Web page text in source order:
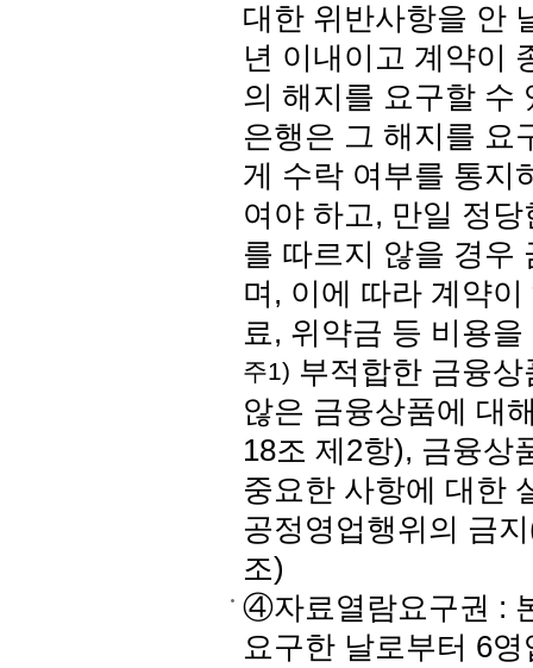
대한 위반사항을 안
년 이내이고 계약이
의 해지를 요구할 수
은행은 그 해지를 요
게 수락 여부를 통지
여야 하고, 만일 정
를 따르지 않을 경우
며, 이에 따라 계약
료, 위약금 등 비용
주1) 부적합한 금융
않은 금융상품에 대
18조 제2항), 금융상
중요한 사항에 대한
공정영업행위의 금
조)
④자료열람요구권 :
요구한 날로부터 6